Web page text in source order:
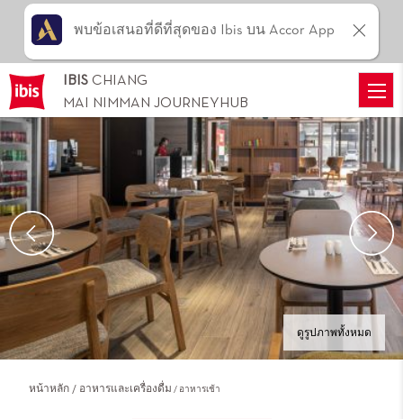
ดูรูปภาพทั้งหมด
หน้าหลัก อาหารและเครื่องดื่ม อาหารเช้า
IBIS CHIANG
MAI NIMMAN JOURNEYHUB
พบข้อเสนอที่ดีที่สุดของ Ibis บน Accor App